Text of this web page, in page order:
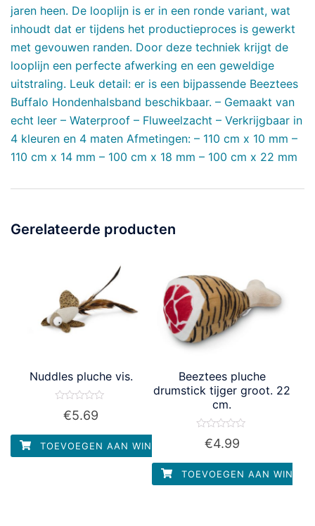
jaren heen. De looplijn is er in een ronde variant, wat
inhoudt dat er tijdens het productieproces is gewerkt
met gevouwen randen. Door deze techniek krijgt de
looplijn een perfecte afwerking en een geweldige
uitstraling. Leuk detail: er is een bijpassende Beeztees
Buffalo Hondenhalsband beschikbaar. – Gemaakt van
echt leer – Waterproof – Fluweelzacht – Verkrijgbaar in
4 kleuren en 4 maten Afmetingen: – 110 cm x 10 mm –
110 cm x 14 mm – 100 cm x 18 mm – 100 cm x 22 mm
Gerelateerde producten
Nuddles pluche vis.
Waardering
5
€5.69
TOEVOEGEN AAN WINKELWAGEN
Beeztees pluche
drumstick tijger groot. 22
cm.
Waardering
5
€4.99
TOEVOEGEN AAN